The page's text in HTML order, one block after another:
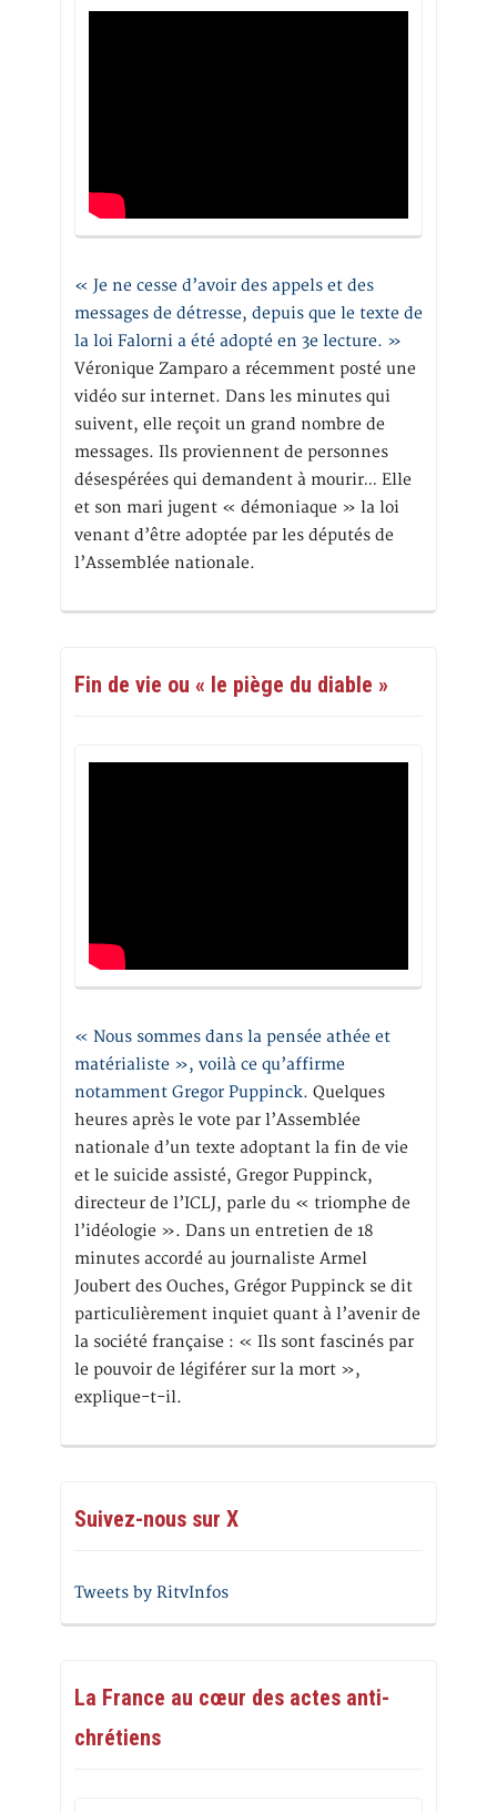
« Je ne cesse d’avoir des appels et des
messages de détresse, depuis que le texte de
la loi Falorni a été adopté en 3e lecture. »
Véronique Zamparo a récemment posté une
vidéo sur internet. Dans les minutes qui
suivent, elle reçoit un grand nombre de
messages. Ils proviennent de personnes
désespérées qui demandent à mourir… Elle
et son mari jugent « démoniaque » la loi
venant d’être adoptée par les députés de
l’Assemblée nationale.
Fin de vie ou « le piège du diable »
« Nous sommes dans la pensée athée et
matérialiste », voilà ce qu’affirme
notamment Gregor Puppinck. Quelques
heures après le vote par l’Assemblée
nationale d’un texte adoptant la fin de vie
et le suicide assisté, Gregor Puppinck,
directeur de l’ICLJ, parle du « triomphe de
l’idéologie ». Dans un entretien de 18
minutes accordé au journaliste Armel
Joubert des Ouches, Grégor Puppinck se dit
particulièrement inquiet quant à l’avenir de
la société française : « Ils sont fascinés par
le pouvoir de légiférer sur la mort »,
explique-t-il.
Suivez-nous sur X
Tweets by RitvInfos
La France au cœur des actes anti-
chrétiens